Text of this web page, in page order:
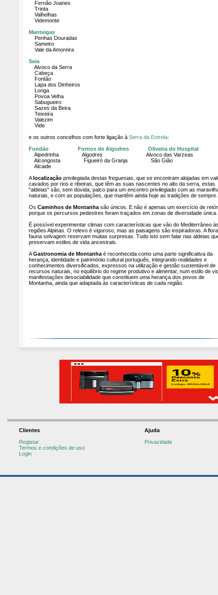
Fernão Joanes
Trinta
Valhelhas
Videmonte
Manteigas
Penhas Douradas
Sameiro
Vale da Amoreira
Seia
Alvoco da Serra
Cabeça
Fontão
Lapa dos Dinheiros
Loriga
Povoa Velha
Sabugueiro
Sazes da Beira
Teixeira
Valezim
Vide
e os outros concelhos com forte ligação à Serra da Estrela:
Fundão
Fornos de Algodres Oliveira do Hospital
Alpedrinha Algodres Alvoco das Varzeas
Alcongosta Figueiró da Granja São Gião
Alcaide
Alocalização privilegiada destas freguesias, que se encontram alojadas em
cavados por rios e ribeiras, que têm as suas nascentes no alto da serra, estas
"aldeias" são, sem dúvida, palco para um encontro privilegiado com as
naturais, e com as populações, que mantêm ainda hoje as tradições de sempre.
Os Caminhos de Montanha são únicos. E não é apenas um exercício de
porque os percursos pedestres foram traçados em zonas de diversidade única.
É possível experimentar climas com características que vão do Mediterrâneo
regiões Alpinas. O relevo é vigoroso, mas as paisagens são inspiradoras. A
fauna selvagem reservam muitas surpresas. Tudo isto sem falar nas aldeias
preservam estilos de vida ancestrais.
AGastronomia de Montanha é reconhecida como uma parte significativa da
herança, identidade e património cultural português, integrando realidades e
conhecimentos diversificados, expressos na utilização e gestão sustentável de
recursos naturais, no equilíbrio do regime produtivo e alimentar, num estilo de
manifestações desociabilidade que constituem uma herança dos povos de
Montanha, ainda que adaptada às características de cada região.
Clientes
Registar
Termos e condições de uso
Login
Ajuda
Privacidade